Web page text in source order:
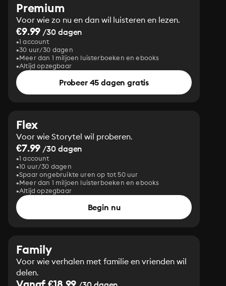
Premium
Voor wie zo nu en dan wil luisteren en lezen.
€9.99 /30 dagen
1 account
30 uur/30 dagen
Meer dan 1 miljoen luisterboeken en ebooks
Altijd opzegbaar
Probeer 45 dagen gratis
Flex
Voor wie Storytel wil proberen.
€7.99 /30 dagen
1 account
10 uur/30 dagen
Spaar ongebruikte uren op tot 50 uur
Meer dan 1 miljoen luisterboeken en ebooks
Altijd opzegbaar
Begin nu
Family
Voor wie verhalen met familie en vrienden wil
delen.